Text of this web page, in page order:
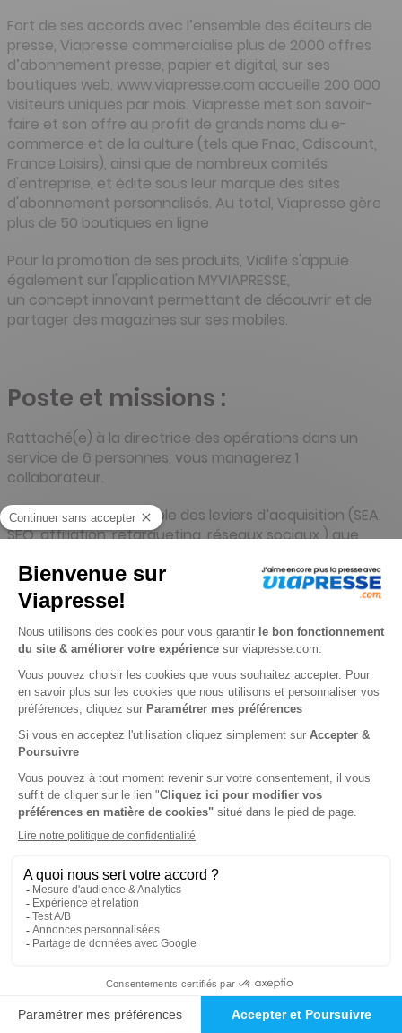
Fort de ses accords avec l’ensemble des éditeurs de
presse, Viapresse commercialise plus de 2000 offres
d’abonnement presse, papier et digital, sur ses
boutiques web. www.viapresse.com accueille 200 000
visiteurs uniques par mois. Viapresse met son savoir-
faire et son offre au profit de grands noms du e-
commerce et de la culture (tels que Fnac, Cdiscount,
France Loisirs), ainsi que de nombreux comités
d'entreprise, et édite sous leur marque des sites
d'abonnement personnalisés. Au total, Viapresse gère
plus de 50 boutiques en ligne
Pour la promotion de ses produits, Vialife s'appuie
également sur l'application MYVIAPRESSE,
un concept innovant permettant de découvrir et de
partager des magazines sur ses mobiles.
Poste et missions :
Rattaché(e) à la directrice des opérations dans un
service de 6 personnes, vous managerez 1
collaborateur.
- Vous êtes responsable des leviers d’acquisition (SEA,
SEO, affiliation, retargueting, réseaux sociaux ) que
- Vous définissez le plan d’animation marketing et
promotionnel, en lien avec l’actualité ou la saisonnalité.
Vous supervisez son déploiement sur les sites et sur les
leviers.
- Vous assurez la relation quotidienne avec nos
partenaires e-commerce.
- Vous suivez les performances de vos leviers ( trafic,
direction marketing
- Vous êtes force de proposition et recommandez des
axes de développement.
Profil :
spécialisation digitale,vous disposez d’une expérience
significative (2-3 ans minimum) en B2C. Vous maîtrisez
les canaux d’acquisition web et mobile.